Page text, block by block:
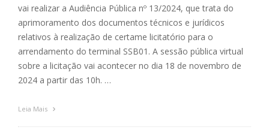
vai realizar a Audiência Pública nº 13/2024, que trata do
aprimoramento dos documentos técnicos e jurídicos
relativos à realização de certame licitatório para o
arrendamento do terminal SSB01. A sessão pública virtual
sobre a licitação vai acontecer no dia 18 de novembro de
2024 a partir das 10h. …
Leia Mais